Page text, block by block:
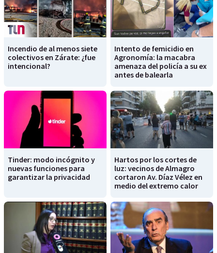
Incendio de al menos siete
colectivos en Zárate: ¿fue
intencional?
Intento de femicidio en
Agronomía: la macabra
amenaza del policía a su ex
antes de balearla
Tinder: modo incógnito y
nuevas funciones para
garantizar la privacidad
Hartos por los cortes de
luz: vecinos de Almagro
cortaron Av. Díaz Vélez en
medio del extremo calor